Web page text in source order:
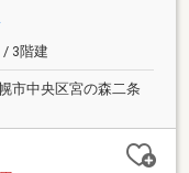
/ 3階建
市中央区宮の森二条